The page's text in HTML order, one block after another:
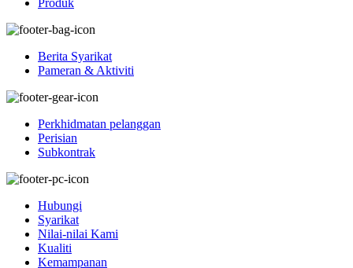
Produk
Berita Syarikat
Pameran & Aktiviti
Perkhidmatan pelanggan
Perisian
Subkontrak
Hubungi
Syarikat
Nilai-nilai Kami
Kualiti
Kemampanan